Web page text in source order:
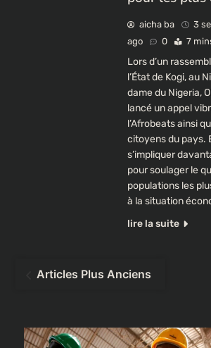
aicha ba
3
ago
0 7
Lors d’un
l’État de Kogi, au
dame du Nigeria,
lancé un appel
l’Afrobeats ainsi
citoyens du pays.
s’impliquer
pour soulager le
populations les
à la situation
lire la suite
Articles Plus Anciens